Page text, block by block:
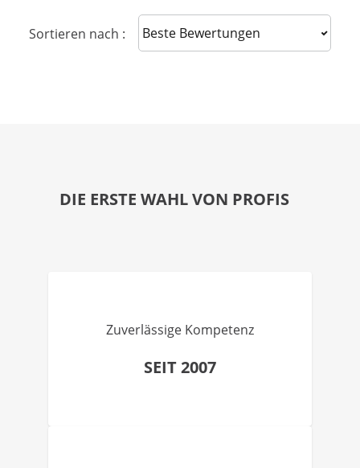
Sortieren nach : Sort reviews
DIE ERSTE WAHL VON PROFIS
Zuverlässige Kompetenz
SEIT 2007